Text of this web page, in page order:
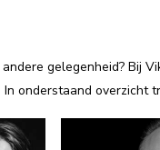
gelegenheid? Bij
onderstaand overzicht